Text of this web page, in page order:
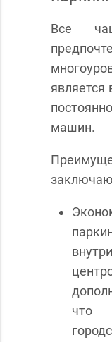
Все
машин.
что